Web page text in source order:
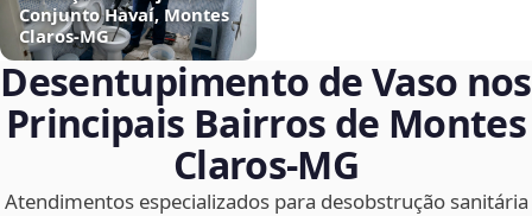
Conjunto Havaí, Montes
Claros‑MG
Desentupimento de Vaso nos
Principais Bairros de Montes
Claros‑MG
Atendimentos especializados para desobstrução sanitária